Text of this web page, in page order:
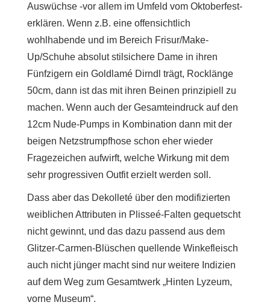
Auswüchse -vor allem im Umfeld vom Oktoberfest-
erklären. Wenn z.B. eine offensichtlich
wohlhabende und im Bereich Frisur/Make-
Up/Schuhe absolut stilsichere Dame in ihren
Fünfzigern ein Goldlamé Dirndl trägt, Rocklänge
50cm, dann ist das mit ihren Beinen prinzipiell zu
machen. Wenn auch der Gesamteindruck auf den
12cm Nude-Pumps in Kombination dann mit der
beigen Netzstrumpfhose schon eher wieder
Fragezeichen aufwirft, welche Wirkung mit dem
sehr progressiven Outfit erzielt werden soll.
Dass aber das Dekolleté über den modifizierten
weiblichen Attributen in Plisseé-Falten gequetscht
nicht gewinnt, und das dazu passend aus dem
Glitzer-Carmen-Blüschen quellende Winkefleisch
auch nicht jünger macht sind nur weitere Indizien
auf dem Weg zum Gesamtwerk „Hinten Lyzeum,
vorne Museum“.